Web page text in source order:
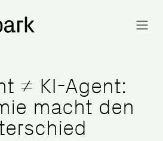
≠ KI-Agent:
macht den